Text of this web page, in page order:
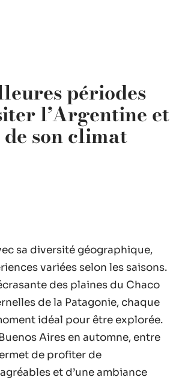
périodes
l’Argentine et
son climat
sa diversité géographique,
variées selon les saisons.
des plaines du Chaco
de la Patagonie, chaque
idéal pour être explorée.
Aires en automne, entre
de profiter de
et d’une ambiance